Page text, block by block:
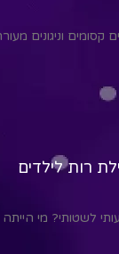
וניגונים
רות לילדים
לשטותי? מי